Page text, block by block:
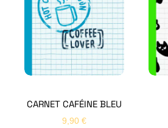
CARNET CAFÉINE BLEU
9,90 €